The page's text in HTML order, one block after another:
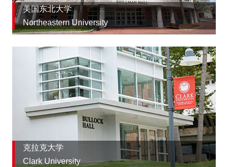
美国东北大学
Northeastern University
克拉克大学
Clark University